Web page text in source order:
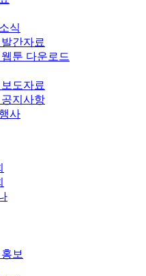
식
간자료
툰 다운로드
도자료
지사항
사
보